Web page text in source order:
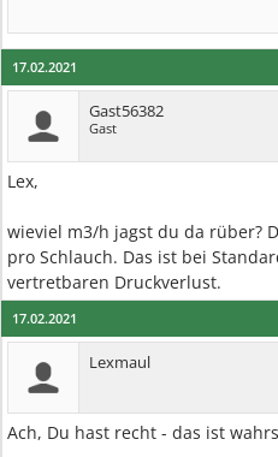
17.02.2021
Gast56382
Gast
Lex,
wieviel m3/h jagst du da rüber?
pro Schlauch. Das ist bei
vertretbaren Druckverlust.
17.02.2021
Lexmaul
Ach, Du hast recht - das ist